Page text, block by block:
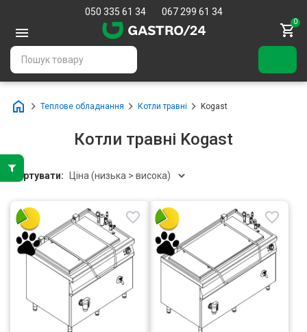
050 335 61 34 067 299 61 34
0
Теплове обладнання Котли травні Kogast
Котли травні Kogast
Сортувати: